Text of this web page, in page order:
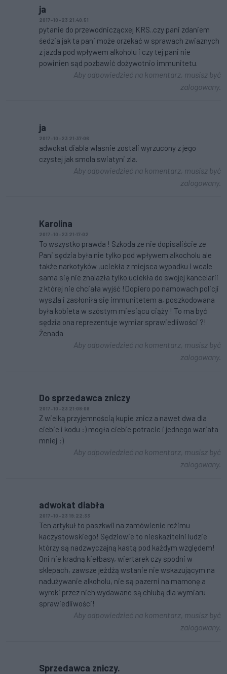
ja
2017-10-23 21:40:51
pytanie do przewodniczącxej KRS..czy pani zdaniem
śedzia jak ta pani może orzekać w sprawach zwiaznych
z jazda pod wpływem alkoholu i czy tej pani nie
powinien sąd pozbawić dożywotnio immunitetu.
Aby odpowiedzieć na komentarz, musisz być
zalogowany.
ja
2017-10-23 21:37:06
adwokat diabla wlasnie zostali wyrzucony z jego
czystej jak smola swiatyni zla.
Aby odpowiedzieć na komentarz, musisz być
zalogowany.
Karolina
2017-10-23 21:17:02
To wszystko prawda ! Szkoda ze nie dopisaliście ze
Pani sędzia była nie tylko pod wpływem alkocholu ale
także narkotyków ,uciekła z miejsca wypadku i wcale
sama się nie znalazła tylko uciekła do swojej kancelarii
z której nie chciała wyjść !Dopiero po namowach policji
wyszla i zasłoniła się immunitetem a, poszkodowana
była kobieta w szóstym miesiącu ciąży ! To ma być
sędzia ona reprezentuje wymiar sprawiedliwości ?!
Żenada
Aby odpowiedzieć na komentarz, musisz być
zalogowany.
Do sprzedawca zniczy
2017-10-23 21:08:08
Z wielką przyjemnością kupie znicz a nawet dwa dla
ciebie i kodu :) mogła ciebie potracic i jednego wariata
mniej :)
Aby odpowiedzieć na komentarz, musisz być
zalogowany.
adwokat diabła
2017-10-23 19:22:33
Ten artykuł to paszkwil na zamówienie reżimu
kaczystowskiego! Sędziowie to nieskazitelni ludzie
którzy są nadzwyczajną kastą pod każdym względem!
Oni nie kradną kiełbasy, wiertarek czy spodni w
sklepach, zawsze jeżdżą wstanie nie wskazującym na
nadużywanie alkoholu, nie są pazerni na mamonę a
wyroki przez nich wydawane są chlubą dla wymiaru
sprawiedliwości!
Aby odpowiedzieć na komentarz, musisz być
zalogowany.
Sprzedawca zniczy.